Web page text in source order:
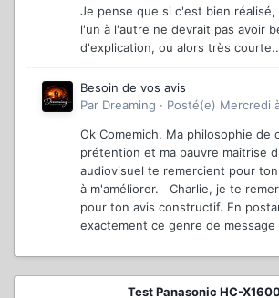
Je pense que si c'est bien réalisé,
l'un à l'autre ne devrait pas avoir
d'explication, ou alors très
Besoin de vos avis
Par Dreaming · Posté(e) Mercredi
Ok Comemich. Ma philosophie de
prétention et ma pauvre maîtrise
audiovisuel te remercient pour
à m'améliorer. Charlie, je te
pour ton avis constructif. En
exactement ce genre de message
Test Panasonic HC-